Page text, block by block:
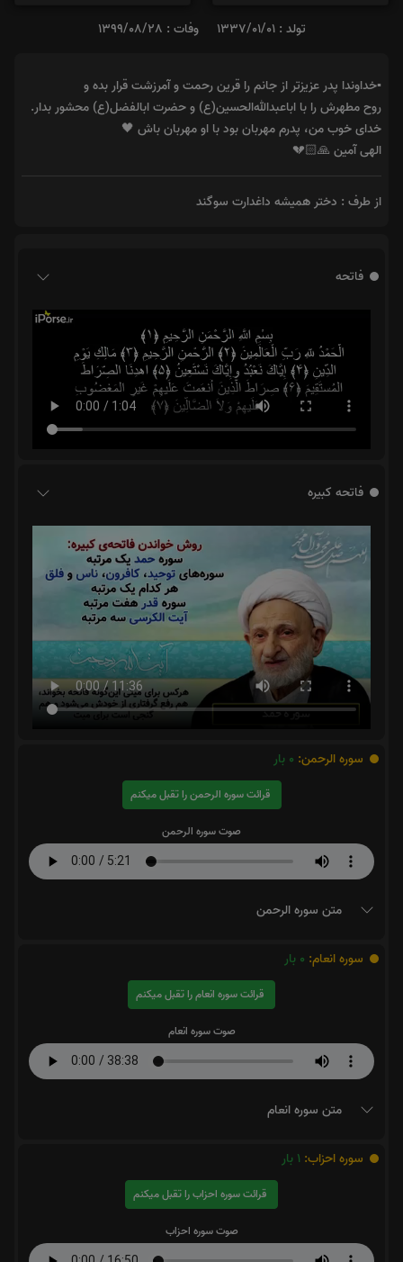
تولد : 1337/01/01 وفات : 1399/08/28
▪️خداوندا پدر عزیزتر از جانم را قرین رحمت و آمرزشت قرار بده و
روح مطهرش را با اباعبدالله‌الحسین(ع) و حضرت ابالفضل(ع) محشور بدار.
خدای خوب من، پدرم مهربان بود با او مهربان باش 🖤
الهی آمین 🙏🏻💔
از طرف : دختر همیشه داغدارت سوگند
فاتحه
فاتحه کبیره
سوره الرحمن: 0 بار
قرائت سوره الرحمن را تقبل میکنم
صوت سوره الرحمن
متن سوره الرحمن
سوره انعام: 0 بار
قرائت سوره انعام را تقبل میکنم
صوت سوره انعام
متن سوره انعام
سوره احزاب: 1 بار
قرائت سوره احزاب را تقبل میکنم
صوت سوره احزاب